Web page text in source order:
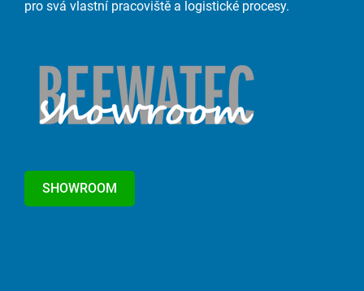
pro svá vlastní pracoviště a logistické procesy.
SHOWROOM